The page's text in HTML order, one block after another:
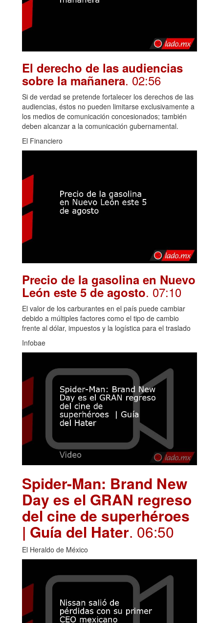
El derecho de las audiencias
sobre la mañanera. 02:56
Si de verdad se pretende fortalecer los derechos de las
audiencias, éstos no pueden limitarse exclusivamente a
los medios de comunicación concesionados; también
deben alcanzar a la comunicación gubernamental.
El Financiero
Precio de la gasolina en Nuevo
León este 5 de agosto. 07:10
El valor de los carburantes en el país puede cambiar
debido a múltiples factores como el tipo de cambio
frente al dólar, impuestos y la logística para el traslado
Infobae
Spider-Man: Brand New
Day es el GRAN regreso
del cine de superhéroes
| Guía del Hater. 06:50
El Heraldo de México